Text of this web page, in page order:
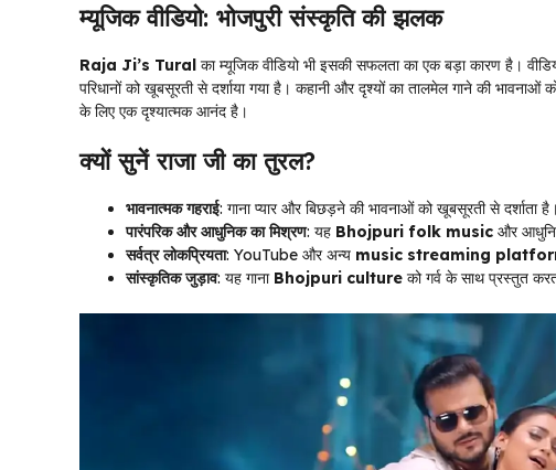
म्यूजिक वीडियो: भोजपुरी संस्कृति की झलक
Raja Ji’s Tural का म्यूजिक वीडियो भी इसकी सफलता का एक बड़ा कारण है।
परिधानों को खूबसूरती से दर्शाया गया है। कहानी और दृश्यों का तालमेल गाने की भावनाओं
के लिए एक दृश्यात्मक आनंद है।
क्यों सुनें राजा जी का तुरल?
भावनात्मक गहराई: गाना प्यार और बिछड़ने की भावनाओं को खूबसूरती से दर्शाता है।
पारंपरिक और आधुनिक का मिश्रण: यह Bhojpuri folk music और
सर्वत्र लोकप्रियता: YouTube और अन्य music streaming
सांस्कृतिक जुड़ाव: यह गाना Bhojpuri culture को गर्व के साथ प्रस्तुत